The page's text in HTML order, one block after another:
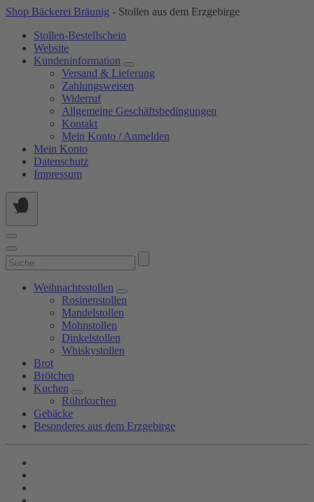
Springe
Inhalt
Shop Bäckerei Bräunig - Stollen aus dem Erzgebirge
Stollen-Bestellschein
Website
Kundeninformation
Versand & Lieferung
Zahlungsweisen
Widerruf
Allgemeine Geschäftsbedingungen
Kontakt
Mein Konto / Anmelden
Mein Konto
Datenschutz
Impressum
Suchen
nach:
Weihnachtsstollen
Rosinenstollen
Mandelstollen
Mohnstollen
Dinkelstollen
Whiskystollen
Brot
Brötchen
Kuchen
Rührkuchen
Gebäcke
Besonderes aus dem Erzgebirge